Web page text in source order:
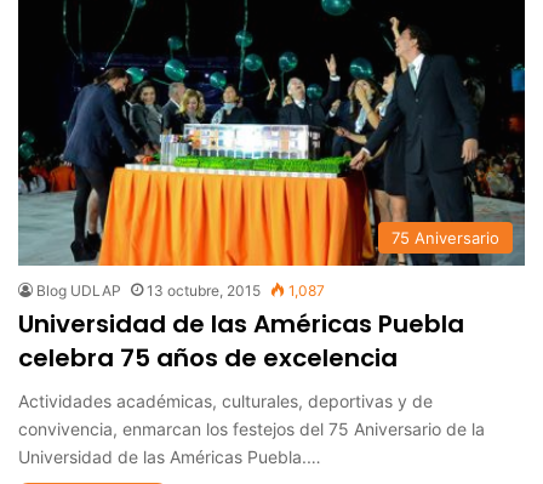
75 Aniversario
Blog UDLAP 13 octubre, 2015 1,087
Universidad de las Américas Puebla
celebra 75 años de excelencia
Actividades académicas, culturales, deportivas y de
convivencia, enmarcan los festejos del 75 Aniversario de la
Universidad de las Américas Puebla.…